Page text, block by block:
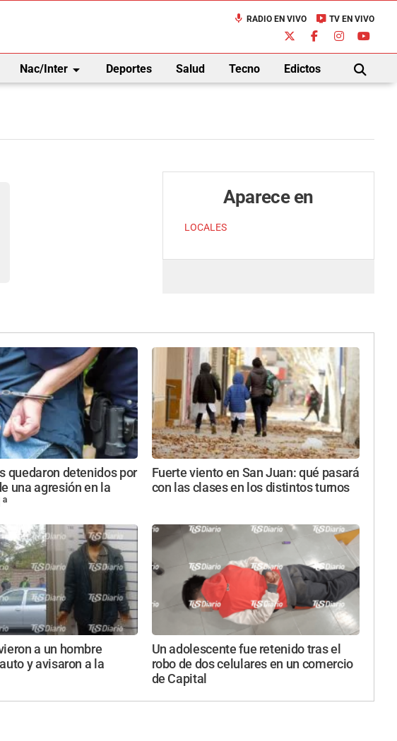
mic RADIO EN VIVO live_tv TV EN VIVO
Nac/Interarrow_drop_down Deportes Salud Tecno Edictos
BUSCAR
Aparece en
LOCALES
quedaron detenidos por
una agresión en la
Fuerte viento en San Juan: qué pasará
con las clases en los distintos turnos
a un hombre
y avisaron a la
Un adolescente fue retenido tras el
robo de dos celulares en un comercio
de Capital